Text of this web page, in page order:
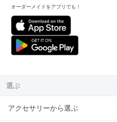
オーダーメイドをアプリでも！
選ぶ
アクセサリーから選ぶ